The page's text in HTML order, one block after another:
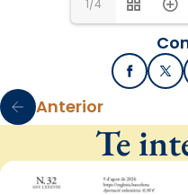
1/4
Facebook
X /
Anterior
Te